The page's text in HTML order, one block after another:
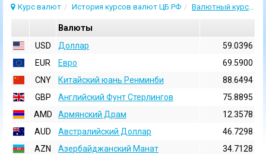
Курс валют История курсов валют ЦБ РФ Валютный курс 23 Август 2017
Валюты
USD
Доллар
59.0396
EUR
Евро
69.5900
CNY
Китайский юань Ренминби
88.6494
GBP
Английский Фунт Стерлингов
75.8895
AMD
Армянский Драм
12.3578
AUD
Австралийский Доллар
46.7298
AZN
Азербайджанский Манат
34.7128